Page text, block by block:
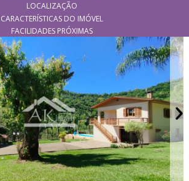
LOCALIZAÇÃO
CARACTERÍSTICAS DO IMÓVEL
FACILIDADES PRÓXIMAS